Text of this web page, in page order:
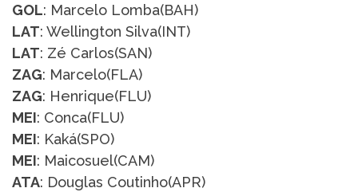
GOL: Marcelo Lomba(BAH)
LAT: Wellington Silva(INT)
LAT: Zé Carlos(SAN)
ZAG: Marcelo(FLA)
ZAG: Henrique(FLU)
MEI: Conca(FLU)
MEI: Kaká(SPO)
MEI: Maicosuel(CAM)
ATA: Douglas Coutinho(APR)